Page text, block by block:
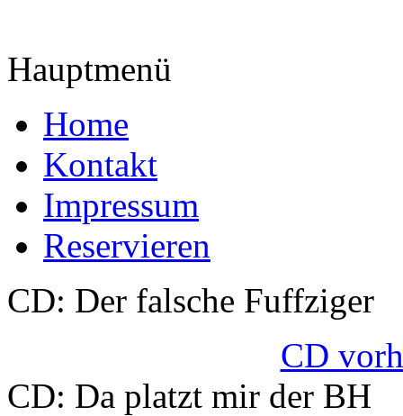
Hauptmenü
Home
Kontakt
Impressum
Reservieren
CD: Der falsche Fuffziger
CD
CD: Da platzt mir der BH